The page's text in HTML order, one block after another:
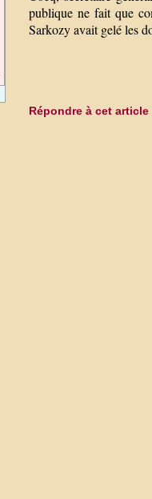
publique ne fait que
Sarkozy avait gelé les
Répondre à cet article